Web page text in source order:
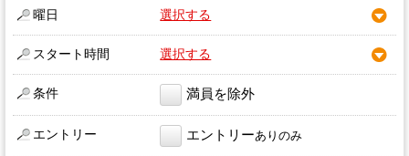
曜日 選択する
スタート時間 選択する
条件 満員を除外
エントリー エントリーありのみ